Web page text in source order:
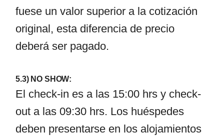
fuese un valor superior a la cotización
original, esta diferencia de precio
deberá ser pagado.
5.3) NO SHOW:
El check-in es a las 15:00 hrs y check-
out a las 09:30 hrs. Los huéspedes
deben presentarse en los alojamientos